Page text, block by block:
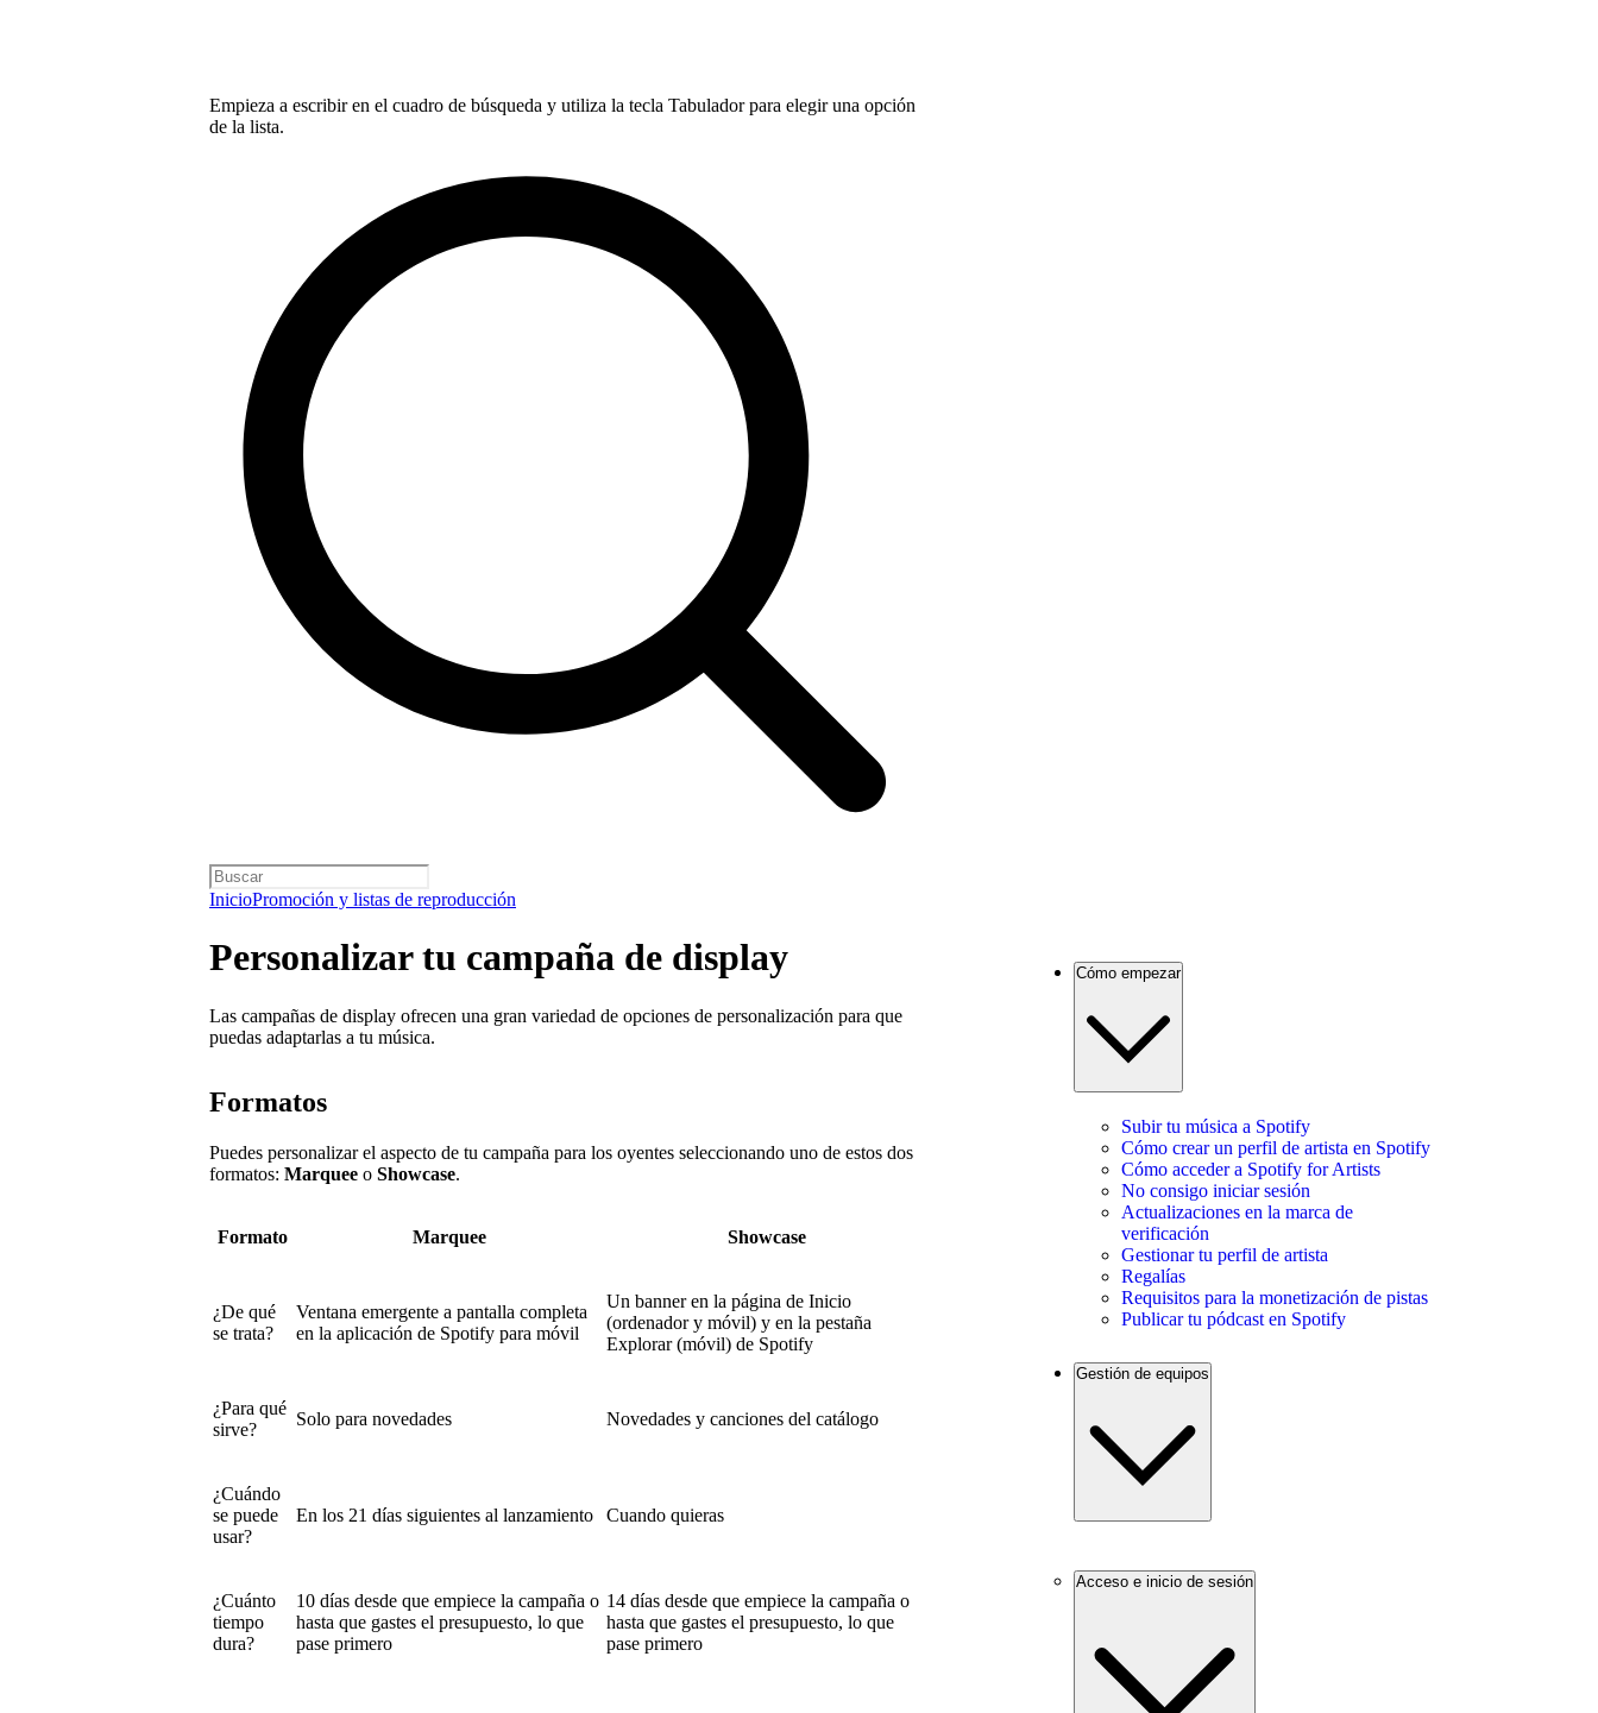
Empieza a escribir en el cuadro de búsqueda y utiliza la tecla Tabulador para elegir una opción
de la lista.
InicioPromoción y listas de reproducción
Personalizar tu campaña de display
Las campañas de display ofrecen una gran variedad de opciones de personalización para que
puedas adaptarlas a tu música.
Formatos
Puedes personalizar el aspecto de tu campaña para los oyentes seleccionando uno de estos dos
formatos: Marquee o Showcase.
Formato Marquee Showcase
¿De qué
se trata?
Ventana emergente a pantalla completa
en la aplicación de Spotify para móvil
Un banner en la página de Inicio
(ordenador y móvil) y en la pestaña
Explorar (móvil) de Spotify
¿Para qué
sirve?
Solo para novedades Novedades y canciones del catálogo
¿Cuándo
se puede
usar?
En los 21 días siguientes al lanzamiento Cuando quieras
¿Cuánto
tiempo
dura?
10 días desde que empiece la campaña o
hasta que gastes el presupuesto, lo que
pase primero
14 días desde que empiece la campaña o
hasta que gastes el presupuesto, lo que
pase primero
Cómo empezar
Subir tu música a Spotify
Cómo crear un perfil de artista en Spotify
Cómo acceder a Spotify for Artists
No consigo iniciar sesión
Actualizaciones en la marca de
verificación
Gestionar tu perfil de artista
Regalías
Requisitos para la monetización de pistas
Publicar tu pódcast en Spotify
Gestión de equipos
Acceso e inicio de sesión